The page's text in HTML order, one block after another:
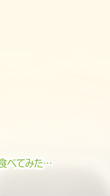
べてみた…